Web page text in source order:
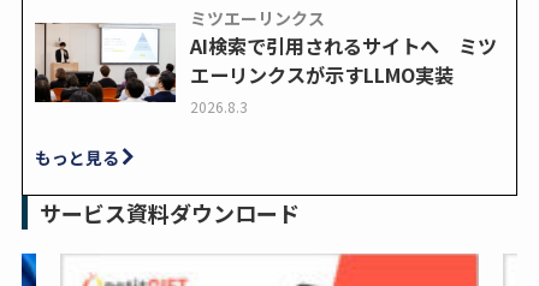
ミツエーリンクス
AI検索で引用されるサイトへ ミツ
エーリンクスが示すLLMO実装
2026.8.3
もっと見る
サービス資料ダウンロード